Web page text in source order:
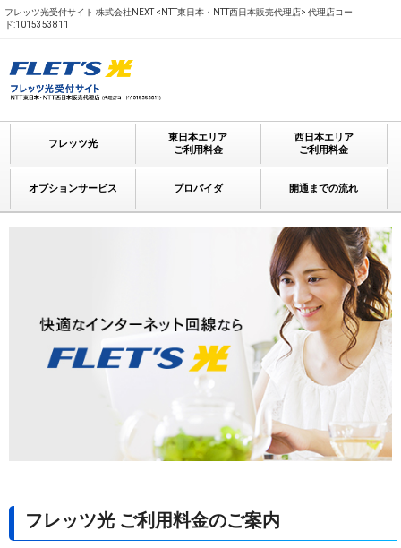
フレッツ光受付サイト 株式会社NEXT <NTT東日本・NTT西日本販売代理店> 代理店コー
ド:1015353811
フレッツ光
東日本エリア
ご利用料金
西日本エリア
ご利用料金
オプションサービス プロバイダ 開通までの流れ
フレッツ光 ご利用料金のご案内